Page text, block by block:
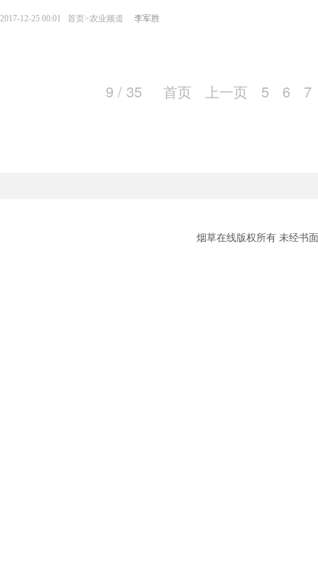
2017-12-25 00:01 首页>农业频道 李军胜
9 / 35 首页 上一页 5 6 7
烟草在线版权所有 未经书